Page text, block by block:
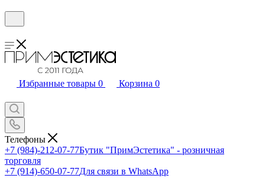
Избранные товары 0 Корзина 0
Телефоны
+7 (984)-212-07-77Бутик "ПримЭстетика" - розничная
торговля
+7 (914)-650-07-77Для связи в WhatsApp